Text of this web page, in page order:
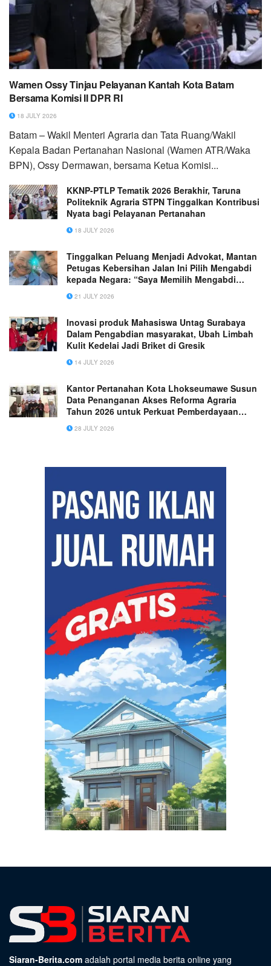
Wamen Ossy Tinjau Pelayanan Kantah Kota Batam
Bersama Komisi II DPR RI
18 JULY 2026
Batam – Wakil Menteri Agraria dan Tata Ruang/Wakil
Kepala Badan Pertanahan Nasional (Wamen ATR/Waka
BPN), Ossy Dermawan, bersama Ketua Komisi...
KKNP-PTLP Tematik 2026 Berakhir, Taruna
Politeknik Agraria STPN Tinggalkan Kontribusi
Nyata bagi Pelayanan Pertanahan
18 JULY 2026
Tinggalkan Peluang Menjadi Advokat, Mantan
Petugas Kebersihan Jalan Ini Pilih Mengabdi
kepada Negara: “Saya Memilih Mengabdi
untuk NKRI”
21 JULY 2026
Inovasi produk Mahasiswa Untag Surabaya
Dalam Pengabdian masyarakat, Ubah Limbah
Kulit Kedelai Jadi Briket di Gresik
14 JULY 2026
Kantor Pertanahan Kota Lhokseumawe Susun
Data Penanganan Akses Reforma Agraria
Tahun 2026 untuk Perkuat Pemberdayaan
Masyarakat
28 JULY 2026
Siaran-Berita.com adalah portal media berita online yang